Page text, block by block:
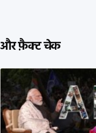
और फ़ैक्ट चेक